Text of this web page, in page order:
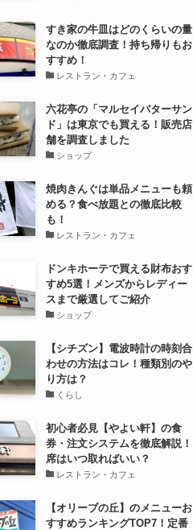
すき家の牛皿はどのくらいの量
なのか徹底調査！持ち帰りもお
すすめ！
レストラン・カフェ
六花亭の「マルセイバターサン
ド」は東京でも買える！販売店
舗を調査しました
ショップ
焼肉きんぐは単品メニューも頼
める？食べ放題との徹底比較
も！
レストラン・カフェ
ドンキホーテで買える財布おす
すめ5選！メンズからレディー
スまで厳選してご紹介
ショップ
【シチズン】電波時計の時刻合
わせの方法はコレ！種類別のや
り方は？
くらし
初心者必見【やよい軒】の食
券・注文システムを徹底解説！
席はいつ取ればいい？
レストラン・カフェ
【オリーブの丘】のメニューお
すすめランキングTOP7！定番